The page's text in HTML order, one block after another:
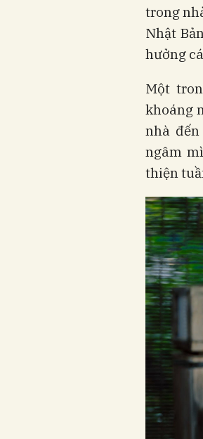
trong
Nhật
hưởng
Một
khoáng
nhà
ngâm
thiện